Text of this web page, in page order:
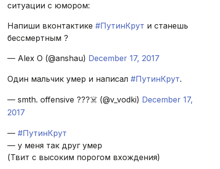
ситуации с юмором:
Напиши вконтактике #ПутинКрут и станешь
бессмертным ?
— Alex O (@anshau) December 17, 2017
Один мальчик умер и написал #ПутинКрут.
— smth. offensive ???☠️ (@v_vodki) December 17,
2017
— #ПутинКрут
— у меня так друг умер
(Твит с высоким порогом вхождения)